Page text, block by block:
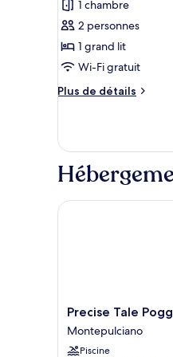
grand
lit
photos
pour
ce
type
chambre :
Deluxe,
1
lit
1 chambre
2 personnes
1 grand lit
Wi-Fi gratuit
Plus de détails
Plus
le
type
de
Chambre
Precise
Tale
Poggio
Alla
Precise Tale
Montepulciano
Piscine
Precise Tale Poggio